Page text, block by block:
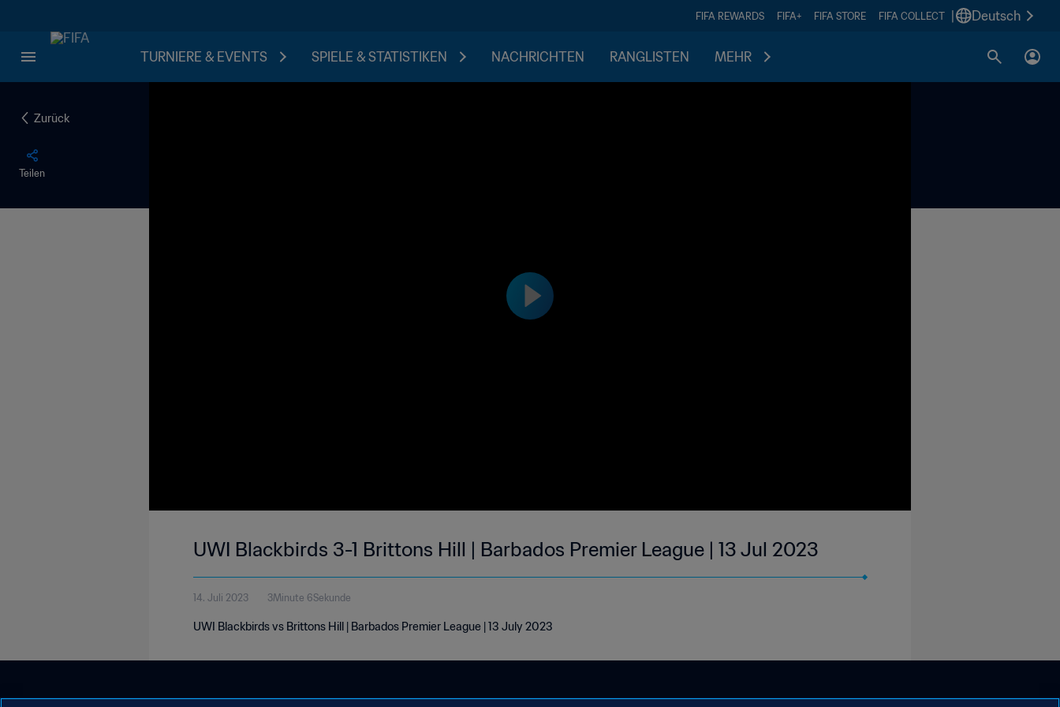
FIFA REWARDS FIFA+ FIFA STORE FIFA COLLECT Deutsch
TURNIERE & EVENTS SPIELE & STATISTIKEN NACHRICHTEN RANGLISTEN MEHR
Zurück
Teilen
UWI Blackbirds 3-1 Brittons Hill | Barbados Premier League | 13 Jul 2023
14. Juli 2023 3Minute 6Sekunde
UWI Blackbirds vs Brittons Hill | Barbados Premier League | 13 July 2023